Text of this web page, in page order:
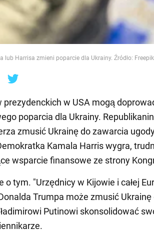
lub Harrisa zmieni poparcie dla Ukrainy. Źródło: Freepik
w USA mogą
poparcia dla Ukrainy.
zmusić Ukrainę do zawarcia
Kamala Harris wygra,
wsparcie finansowe ze strony
o tym. "Urzędnicy w Kijowie i całej
Trumpa może zmusić Ukrainę
Putinowi skonsolidować